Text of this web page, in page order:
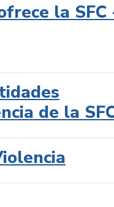
la SFC
de la